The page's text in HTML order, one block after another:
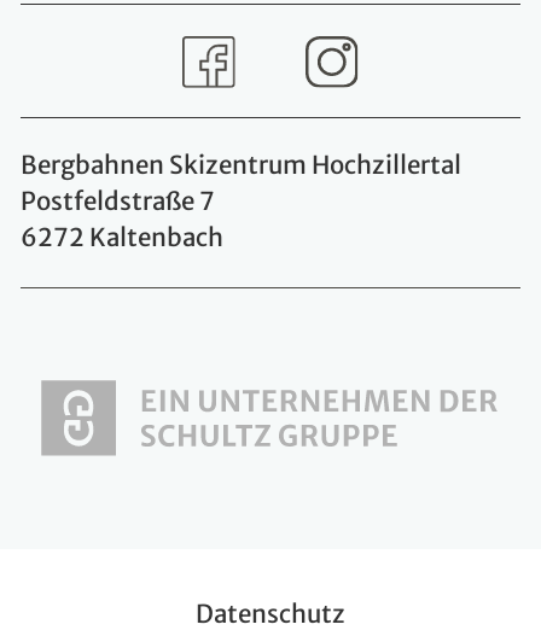
Bergbahnen Skizentrum Hochzillertal
Postfeldstraße 7
6272 Kaltenbach
Datenschutz